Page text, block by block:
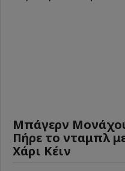
Μπάγερν
Πήρε το νταμπλ
Χάρι Κέιν